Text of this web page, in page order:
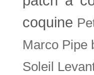
coquine
Marco Pipe
Soleil